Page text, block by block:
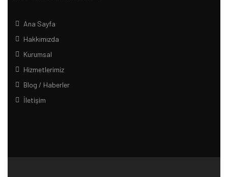
Ana Sayfa
Hakkımızda
Kurumsal
Hizmetlerimiz
Blog / Haberler
İletişim